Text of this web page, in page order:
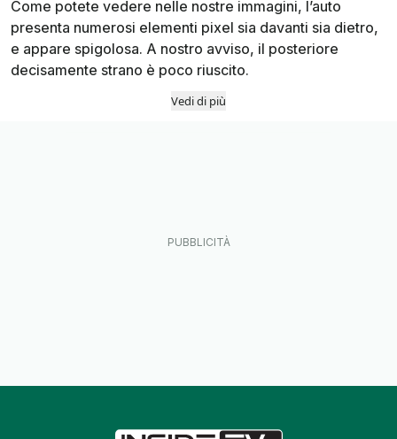
Come potete vedere nelle nostre immagini, l’auto
presenta numerosi elementi pixel sia davanti sia dietro,
e appare spigolosa. A nostro avviso, il posteriore
decisamente strano è poco riuscito.
Vedi di più